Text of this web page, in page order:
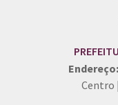
Endereço:
Centro